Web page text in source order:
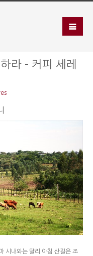
라 – 커피 세레
시내와는 달리 아침 산길은 조